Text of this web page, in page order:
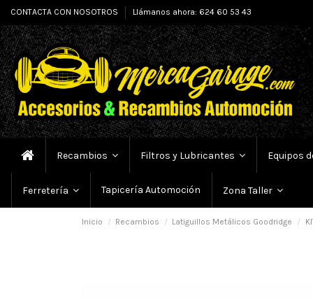
CONTACTA CON NOSOTROS Llámanos ahora: 624 60 53 43
Recambios Filtros y Lubricantes Equipos
Ferretería Tapicería Automoción Zona Taller
Inicio Recambios Latiguillos Metálicos Goodridge